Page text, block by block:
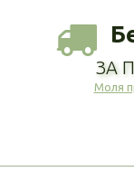
ЗА
Моля